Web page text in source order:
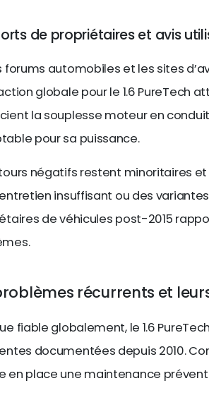
de propriétaires et avis
forums automobiles et les sites
globale pour le 1.6 PureTech
la souplesse moteur en
pour sa puissance.
négatifs restent minoritaires
insuffisant ou des
de véhicules post-2015
récurrents et
fiable globalement, le 1.6
documentées depuis 2010.
en place une maintenance